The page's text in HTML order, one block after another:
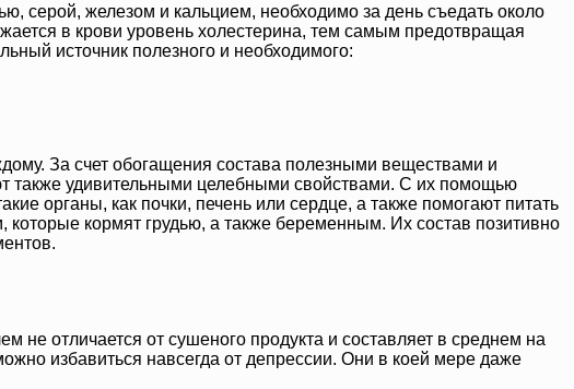
серой, железом и кальцием, необходимо за день съедать около
в крови уровень холестерина, тем самым предотвращая
источник полезного и необходимого:
За счет обогащения состава полезными веществами и
также удивительными целебными свойствами. С их помощью
органы, как почки, печень или сердце, а также помогают питать
кормят грудью, а также беременным. Их состав позитивно
не отличается от сушеного продукта и составляет в среднем на
избавиться навсегда от депрессии. Они в коей мере даже